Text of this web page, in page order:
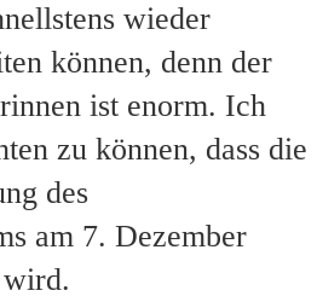
wieder
können, denn der
ist enorm. Ich
zu können, dass die
des
am 7. Dezember